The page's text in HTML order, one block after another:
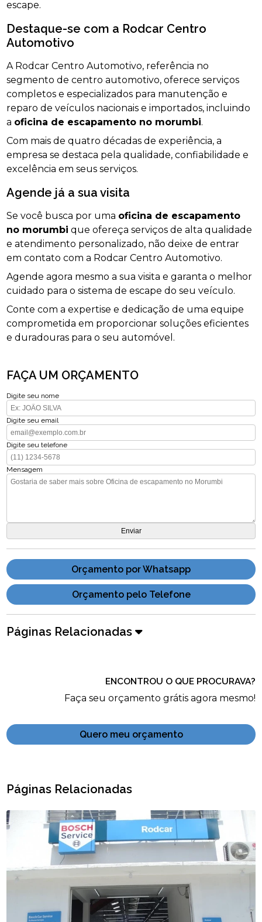
escape.
Destaque-se com a Rodcar Centro
Automotivo
A Rodcar Centro Automotivo, referência no
segmento de centro automotivo, oferece serviços
completos e especializados para manutenção e
reparo de veículos nacionais e importados, incluindo
a oficina de escapamento no morumbi.
Com mais de quatro décadas de experiência, a
empresa se destaca pela qualidade, confiabilidade e
excelência em seus serviços.
Agende já a sua visita
Se você busca por uma oficina de escapamento
no morumbi que ofereça serviços de alta qualidade
e atendimento personalizado, não deixe de entrar
em contato com a Rodcar Centro Automotivo.
Agende agora mesmo a sua visita e garanta o melhor
cuidado para o sistema de escape do seu veículo.
Conte com a expertise e dedicação de uma equipe
comprometida em proporcionar soluções eficientes
e duradouras para o seu automóvel.
FAÇA UM ORÇAMENTO
Digite seu nome
Digite seu email
Digite seu telefone
Mensagem
Orçamento por Whatsapp
Orçamento pelo Telefone
Páginas Relacionadas
ENCONTROU O QUE PROCURAVA?
Faça seu orçamento grátis agora mesmo!
Quero meu orçamento
Páginas Relacionadas